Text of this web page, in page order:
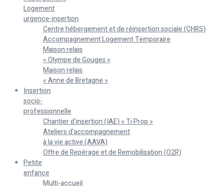
Logement
urgence-insertion
Centre hébergement et de réinsertion sociale (CHRS)
Accompagnement Logement Temporaire
Maison relais
« Olympe de Gouges »
Maison relais
« Anne de Bretagne »
Insertion
socio-
professionnelle
Chantier d’insertion (IAE) « Ti Prop »
Ateliers d’accompagnement
à la vie active (AAVA)
Offre de Repérage et de Remobilisation (O2R)
Petite
enfance
Multi-accueil